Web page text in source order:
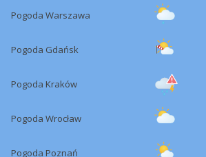
Pogoda Warszawa
Pogoda Gdańsk
Pogoda Kraków
Pogoda Wrocław
Pogoda Poznań